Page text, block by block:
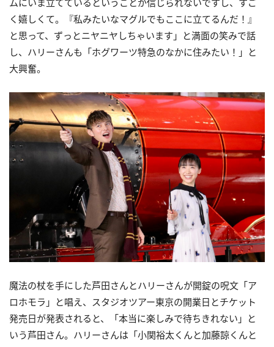
く嬉しくて。『私みたいなマグルでもここに立てるんだ！』
と思って、ずっとニヤニヤしちゃいます」と満面の笑みで話
し、ハリーさんも「ホグワーツ特急のなかに住みたい！」と
大興奮。
魔法の杖を手にした芦田さんとハリーさんが開錠の呪文「ア
ロホモラ」と唱え、スタジオツアー東京の開業日とチケット
発売日が発表されると、「本当に楽しみで待ちきれない」と
いう芦田さん。ハリーさんは「小関裕太くんと加藤諒くんと